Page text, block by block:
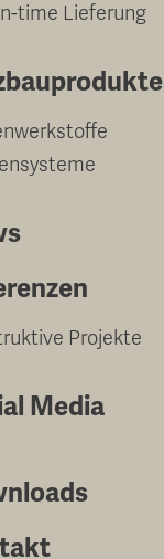
time Lieferung
Projekte
Media